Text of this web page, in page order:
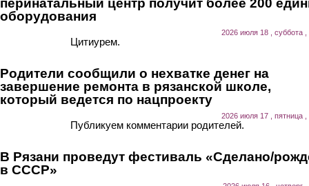
перинатальный центр получит более 200
оборудования
2026 июля 18 , суббота ,
Цитиурем.
Родители сообщили о нехватке денег на
завершение ремонта в рязанской школе,
который ведется по нацпроекту
2026 июля 17 , пятница ,
Публикуем комментарии родителей.
В Рязани проведут фестиваль «Сделано/
в СССР»